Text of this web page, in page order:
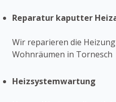
Reparatur kaputter
Wir reparieren die
Wohnräumen in Tornesch
Heizsystemwartung